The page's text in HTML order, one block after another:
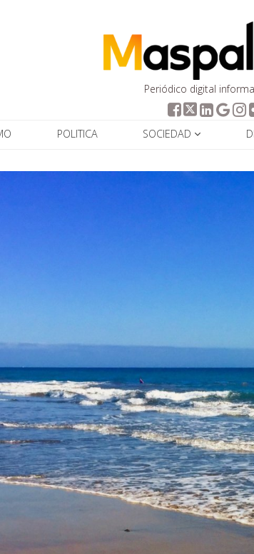
Periódico digital
POLITICA SOCIEDAD